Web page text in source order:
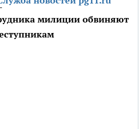
милиции обвиняют